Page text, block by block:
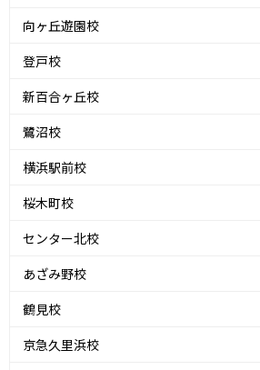
向ヶ丘遊園校
登戸校
新百合ヶ丘校
鷺沼校
横浜駅前校
桜木町校
センター北校
あざみ野校
鶴見校
京急久里浜校